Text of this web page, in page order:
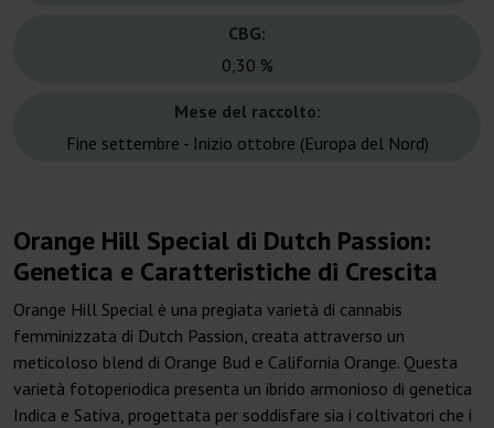
CBG:
0,30 %
Mese del raccolto:
Fine settembre - Inizio ottobre (Europa del Nord)
Orange Hill Special di Dutch Passion:
Genetica e Caratteristiche di Crescita
Orange Hill Special è una pregiata varietà di cannabis
femminizzata di Dutch Passion, creata attraverso un
meticoloso blend di Orange Bud e California Orange. Questa
varietà fotoperiodica presenta un ibrido armonioso di genetica
Indica e Sativa, progettata per soddisfare sia i coltivatori che i